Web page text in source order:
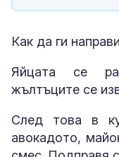
Как да ги
Яйцата се
жълтъците се
След това в
авокадото,